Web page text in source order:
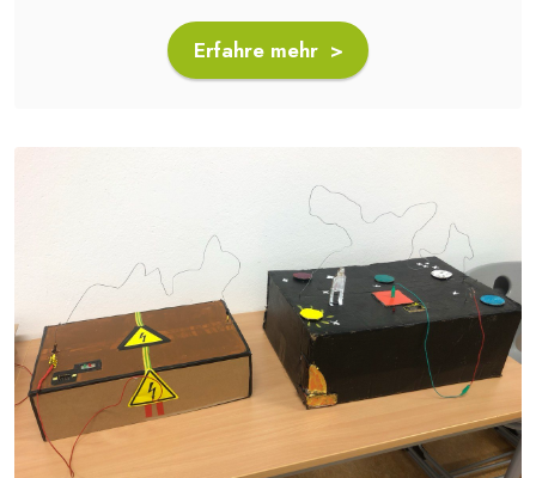
Erfahre mehr >